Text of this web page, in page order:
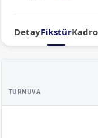
DetayFikstürKadro
TURNUVA